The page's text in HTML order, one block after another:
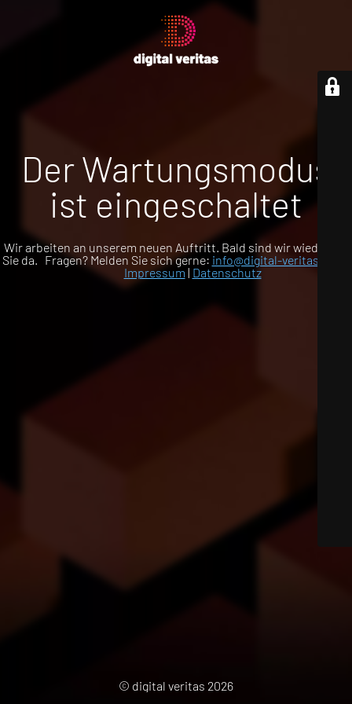
Der Wartungsmodus
ist eingeschaltet
Wir arbeiten an unserem neuen Auftritt. Bald sind wir wieder für
Sie da. Fragen? Melden Sie sich gerne: info@digital-veritas.com
Impressum | Datenschutz
© digital veritas 2026